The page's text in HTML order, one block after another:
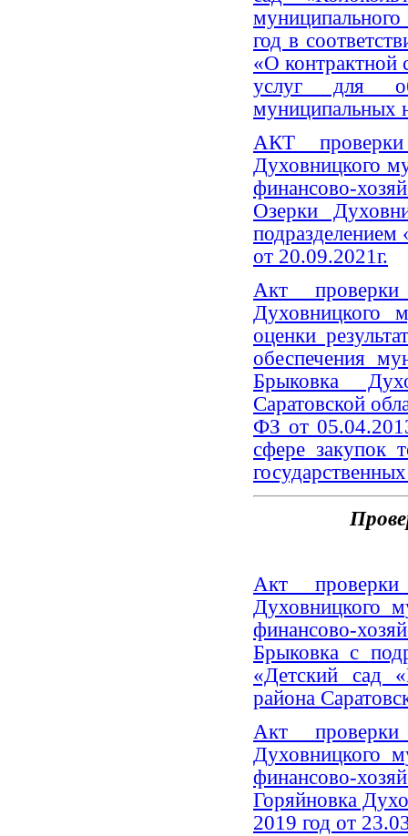
год в
«О контрактной
услуг для
муниципальных
АКТ проверки
Духовницкого
финансово-
Озерки
от 20.09.2021г.
Акт проверки
Духовницкого
оценки
Брыковка
Саратовской
ФЗ от
сфере закупок
Акт проверки
Духовницкого
финансово-
Брыковка с
«Детский сад
района
Акт проверки
Духовницкого
финансово-
Горяйновка
2019 год от